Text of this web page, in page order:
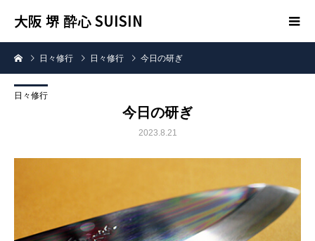
大阪 堺 酔心 SUISIN
日々修行 日々修行 今日の研ぎ
日々修行
今日の研ぎ
2023.8.21